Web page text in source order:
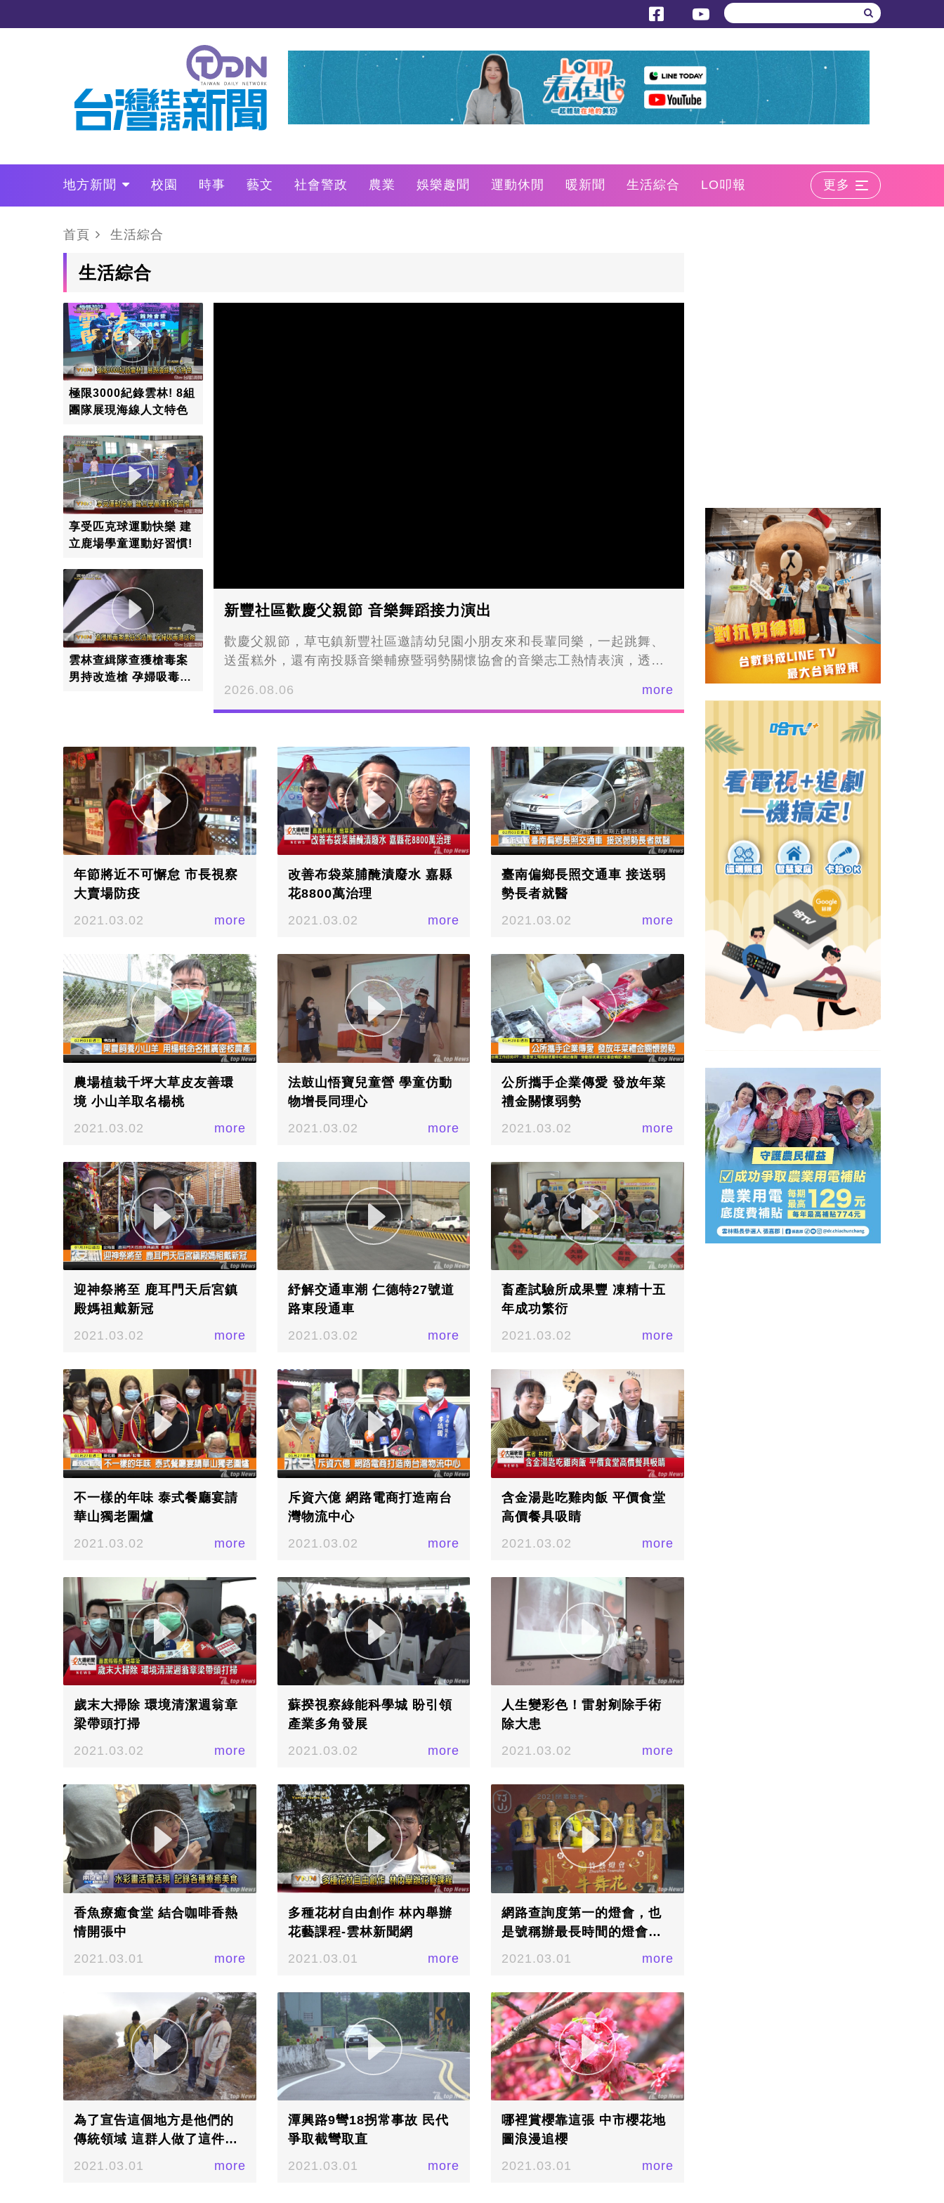
地方新聞 校園 時事 藝文 社會警政 農業 娛樂趣聞 運動休閒 暖新聞 生活綜合
LO叩報
政治
財經 LO叩敲敲門
更多
首頁 生活綜合
生活綜合
極限3000紀錄雲林! 8組
團隊展現海線人文特色
享受匹克球運動快樂 建
立鹿場學童運動好習慣!
雲林查緝隊查獲槍毒案
男持改造槍 孕婦吸毒雙
新豐社區歡慶父親節 音樂舞蹈接力演出
歡慶父親節，草屯鎮新豐社區邀請幼兒園小朋友來和長輩同樂，一起跳舞、
送蛋糕外，還有南投縣音樂輔療暨弱勢關懷協會的音樂志工熱情表演，透過
友帶來舞蹈和長輩同樂/記者林妤昕攝音樂志工隊演奏長輩熟悉的歌曲，帶著
阿公阿嬤同樂，馬上就是父親節了，草屯新豐社區提早慶祝這個歡樂的節
扭動身體。▲圖為南投縣音樂輔療以及弱勢關懷協會的音樂志工熱情表演，
帶動現場氣氛/記者林妤昕攝活動吸引許多貴賓到場和長輩慶祝父親節，在悠
揚的樂聲及祖孫互動下，讓長輩感受到滿滿的關懷與祝福。▲圖為小朋友拿
著蛋糕，親手送給社區阿公們，提前獻上父親節祝福/記者林妤昕攝活動最
後，小朋友手拿著蛋糕，親手送給社區阿公們，提前獻上父親節祝福，新豐
社區透過精心安排的活動，讓長輩度過一個歡樂的父親節。
2026.08.06 more
年節將近不可懈怠 市長視察
大賣場防疫
2021.03.02
more
改善布袋菜脯醃漬廢水 嘉縣
花8800萬治理
2021.03.02
more
臺南偏鄉長照交通車 接送弱
勢長者就醫
2021.03.02
more
農場植栽千坪大草皮友善環
境 小山羊取名楊桃
2021.03.02
more
法鼓山悟寶兒童營 學童仿動
物增長同理心
2021.03.02
more
公所攜手企業傳愛 發放年菜
禮金關懷弱勢
2021.03.02
more
迎神祭將至 鹿耳門天后宮鎮
殿媽祖戴新冠
2021.03.02
more
紓解交通車潮 仁德特27號道
路東段通車
2021.03.02
more
畜產試驗所成果豐 凍精十五
年成功繁衍
2021.03.02
more
不一樣的年味 泰式餐廳宴請
華山獨老圍爐
2021.03.02
more
斥資六億 網路電商打造南台
灣物流中心
2021.03.02
more
含金湯匙吃雞肉飯 平價食堂
高價餐具吸睛
2021.03.02
more
歲末大掃除 環境清潔週翁章
梁帶頭打掃
2021.03.02
more
蘇揆視察綠能科學城 盼引領
產業多角發展
2021.03.02
more
人生變彩色！雷射剜除手術
除大患
2021.03.02
more
香魚療癒食堂 結合咖啡香熱
情開張中
2021.03.01
more
多種花材自由創作 林內舉辦
花藝課程-雲林新聞網
2021.03.01
more
網路查詢度第一的燈會，也
是號稱辦最長時間的燈會～
2021.03.01 more
為了宣告這個地方是他們的
傳統領域 這群人做了這件
事.......
2021.03.01 more
潭興路9彎18拐常事故 民代
爭取截彎取直
2021.03.01
more
哪裡賞櫻靠這張 中市櫻花地
圖浪漫追櫻
2021.03.01
more